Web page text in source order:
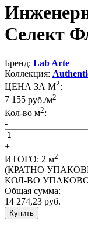
Селект
Бренд: Lab Arte
Коллекция:
ЦЕНА ЗА М2:
7 155 руб./м2
Кол-во м2:
-
+
ИТОГО: 2 м2
(КРАТНО
КОЛ-ВО
Общая сумма:
14 274,23 руб.
Купить